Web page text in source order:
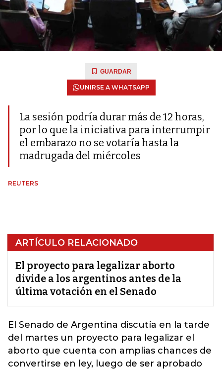
GUARDAR
UNIRSE A WHATSAPP
La sesión podría durar más de 12 horas,
por lo que la iniciativa para interrumpir
el embarazo no se votaría hasta la
madrugada del miércoles
REUTERS
ARTÍCULO RELACIONADO
El proyecto para legalizar aborto
divide a los argentinos antes de la
última votación en el Senado
El Senado de Argentina discutía en la tarde
del martes un proyecto para legalizar el
aborto que cuenta con amplias chances de
convertirse en ley, luego de ser aprobado